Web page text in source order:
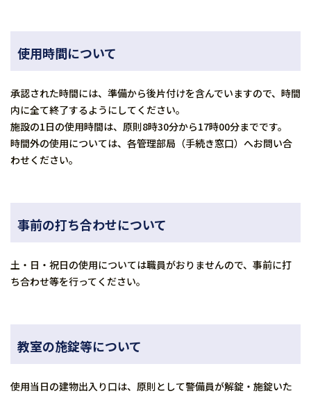
使用時間について
承認された時間には、準備から後片付けを含んでいますので、時間
内に全て終了するようにしてください。
施設の1日の使用時間は、原則8時30分から17時00分までです。
時間外の使用については、各管理部局（手続き窓口）へお問い合
わせください。
事前の打ち合わせについて
土・日・祝日の使用については職員がおりませんので、事前に打
ち合わせ等を行ってください。
教室の施錠等について
使用当日の建物出入り口は、原則として警備員が解錠・施錠いた